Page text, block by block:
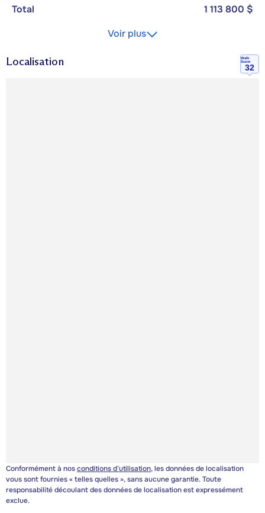
Total
1 113 800 $
Voir plus
Localisation
Walk
Score
32
Conformément à nosconditions d’utilisation, les données de localisation
vous sont fournies « telles quelles », sans aucune garantie. Toute
responsabilité découlant des données de localisation est expressément
exclue.